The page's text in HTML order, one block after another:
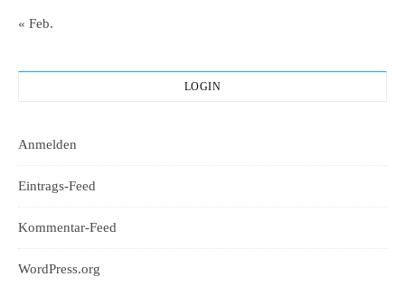
« Feb.
LOGIN
Anmelden
Eintrags-Feed
Kommentar-Feed
WordPress.org